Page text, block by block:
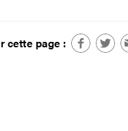
cette page :